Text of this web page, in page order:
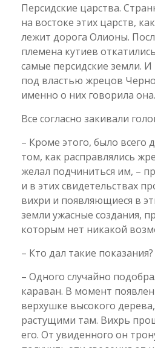
Персидские царства.
на востоке этих царств,
лежит дорога Олионы.
племена кутиев
самые персидские земли.
под властью жрецов
именно о них говорила
Все согласно закивали
– Кроме этого, было всего
том, как расправлялись
желал подчиниться им, –
и в этих свидетельствах
вихри и появляющиеся в
земли ужасные создания,
которым нет никакой
– Кто дал такие
– Одного случайно
караван. В момент
верхушке высокого
растущими там. Вихрь
его. От увиденного он